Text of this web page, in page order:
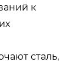
к
сталь,